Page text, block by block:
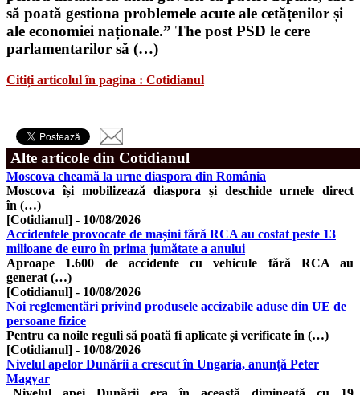
să poată gestiona problemele acute ale cetățenilor și
ale economiei naționale.” The post PSD le cere
parlamentarilor să (…)
Citiți articolul în pagina : Cotidianul
Alte articole din Cotidianul
Moscova cheamă la urne diaspora din România
Moscova își mobilizează diaspora și deschide urnele direct
în (…)
[Cotidianul] - 10/08/2026
Accidentele provocate de mașini fără RCA au costat peste 13
milioane de euro în prima jumătate a anului
Aproape 1.600 de accidente cu vehicule fără RCA au
generat (…)
[Cotidianul] - 10/08/2026
Noi reglementări privind produsele accizabile aduse din UE de
persoane fizice
Pentru ca noile reguli să poată fi aplicate și verificate în (…)
[Cotidianul] - 10/08/2026
Nivelul apelor Dunării a crescut în Ungaria, anunță Peter
Magyar